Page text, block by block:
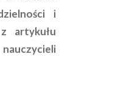
i
artykułu